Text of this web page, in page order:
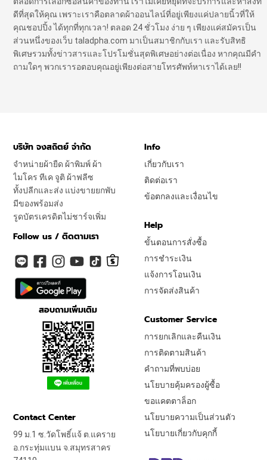
ดีที่สุดให้คุณ เพราะเราคือตลาดผ้าออนไลน์ที่อยู่เพียงแค่ปลายนิ้วที่ให้
คุณชอปปิ้ง ได้ทุกที่ทุกเวลา! ตลอด 24 ชั่วโมง ง่าย ๆ เพียงแค่สมัครเป็น
ส่วนหนึ่งของเว็บ taladpha.com มาเป็นสมาชิกกับเรา และรับสิทธิ
พิเศษรวมทั้งข่าวสารและโปรโมชั่นสุดพิเศษอย่างต่อเนื่อง หากคุณมีคำ
ถามใดๆ พวกเรารอตอบคุณอยู่เพียงต่อสายโทรศัพท์หาเราได้เลย!!
บริษัท จงสถิตย์ จำกัด
จำหน่ายผ้ายืด ผ้าพิมพ์ ผ้า
ไมโคร ทีเค จูติ ผ้าฟลีซ
ทั้งปลีกและส่ง แบ่งขายยกพับ
มีของพร้อมส่ง
รูดบัตรเครดิตไม่ชาร์จเพิ่ม
Follow us / ติดตามเรา
สอบถามเพิ่มเติม
Info
เกี่ยวกับเรา
ติดต่อเรา
ข้อตกลงและเงื่อนไข
Help
ขั้นตอนการสั่งซื้อ
การชำระเงิน
แจ้งการโอนเงิน
การจัดส่งสินค้า
Customer Service
การยกเลิกและคืนเงิน
การติดตามสินค้า
คำถามที่พบบ่อย
นโยบายคุ้มครองผู้ซื้อ
ขอแคตตาล็อก
นโยบายความเป็นส่วนตัว
นโยบายเกี่ยวกับคุกกี้
Contact Center
99 ม.1 ซ.วัดโพธิ์แจ้ ต.แคราย
อ.กระทุ่มแบน จ.สมุทรสาคร